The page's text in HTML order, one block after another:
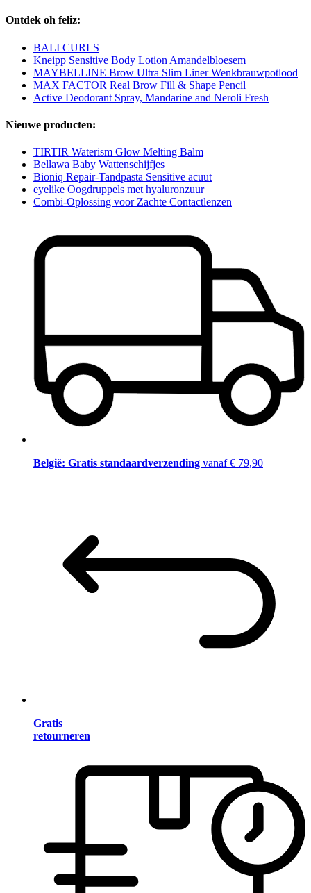
Ontdek oh feliz:
BALI CURLS
Kneipp Sensitive Body Lotion Amandelbloesem
MAYBELLINE Brow Ultra Slim Liner Wenkbrauwpotlood
MAX FACTOR Real Brow Fill & Shape Pencil
Active Deodorant Spray, Mandarine and Neroli Fresh
Nieuwe producten:
TIRTIR Waterism Glow Melting Balm
Bellawa Baby Wattenschijfjes
Bioniq Repair-Tandpasta Sensitive acuut
eyelike Oogdruppels met hyaluronzuur
Combi-Oplossing voor Zachte Contactlenzen
België: Gratis standaardverzending vanaf € 79,90
Gratis
retourneren